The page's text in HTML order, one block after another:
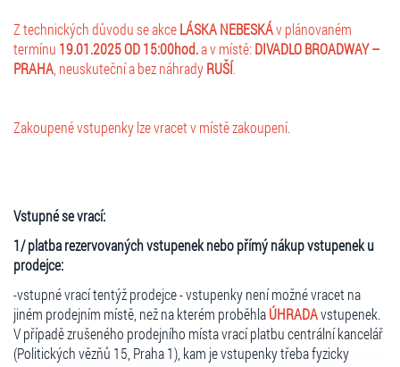
Z technických důvodu se akceLÁSKA NEBESKÁv plánovaném
termínu 19.01.2025 OD 15:00hod.a v místě: DIVADLO BROADWAY –
PRAHA , neuskuteční a bez náhradyRUŠÍ.
Zakoupené vstupenky lze vracet v místě zakoupení.
Vstupné se vrací:
1/ platba rezervovaných vstupenek nebo přímý nákup vstupenek u
prodejce:
-vstupné vrací tentýž prodejce - vstupenky není možné vracet na
jiném prodejním místě, než na kterém proběhlaÚHRADAvstupenek.
V případě zrušeného prodejního místa vrací platbu centrální kancelář
(Politických vězňů 15, Praha 1), kam je vstupenky třeba fyzicky